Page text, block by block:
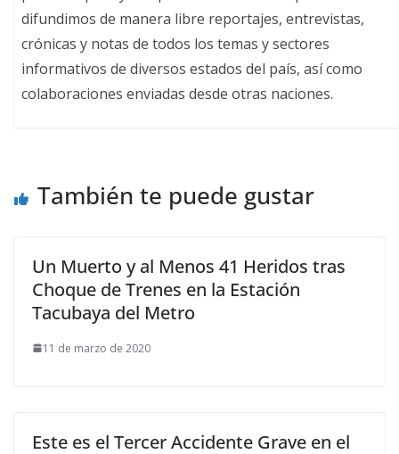
difundimos de manera libre reportajes, entrevistas,
crónicas y notas de todos los temas y sectores
informativos de diversos estados del país, así como
colaboraciones enviadas desde otras naciones.
También te puede gustar
Un Muerto y al Menos 41 Heridos tras
Choque de Trenes en la Estación
Tacubaya del Metro
11 de marzo de 2020
Este es el Tercer Accidente Grave en el